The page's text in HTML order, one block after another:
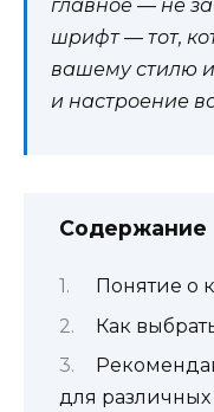
главное — не
шрифт — тот,
вашему стилю
и настроение
Содержание
Понятие о
Как
для